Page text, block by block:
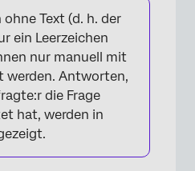
Text (d. h. der
ein Leerzeichen
nur manuell mit
werden. Antworten,
die Frage
hat, werden in